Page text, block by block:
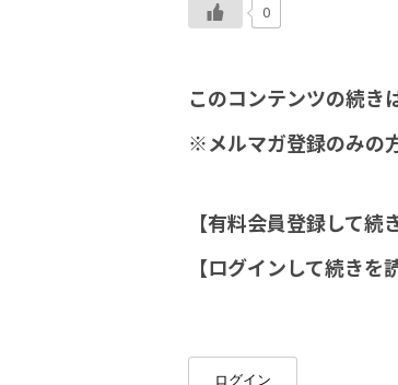
0
このコンテンツの続き
※メルマガ登録のみの
【有料会員登録して続
【ログインして続きを
ログイン